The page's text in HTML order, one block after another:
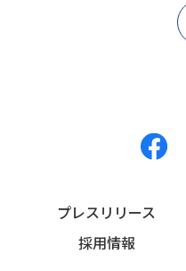
プレスリリース
採用情報